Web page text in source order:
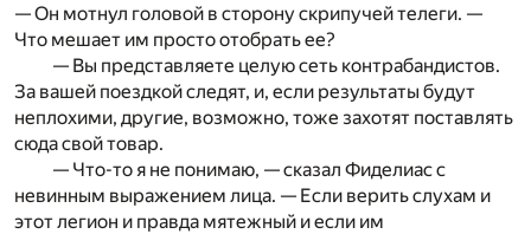
— Он мотнул головой в сторону скрипучей телеги. —
Что мешает им просто отобрать ее?
— Вы представляете целую сеть контрабандистов.
За вашей поездкой следят, и, если результаты будут
неплохими, другие, возможно, тоже захотят поставлять
сюда свой товар.
— Что-то я не понимаю, — сказал Фиделиас с
невинным выражением лица. — Если верить слухам и
этот легион­ и правда мятежный и если им